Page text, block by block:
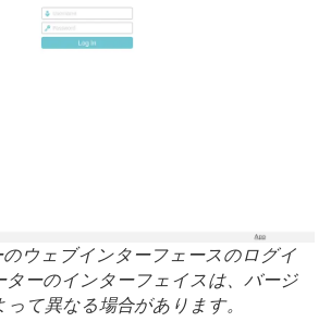
のウェブインターフェースのログイ
ターのインターフェイスは、バージ
て異なる場合があります。